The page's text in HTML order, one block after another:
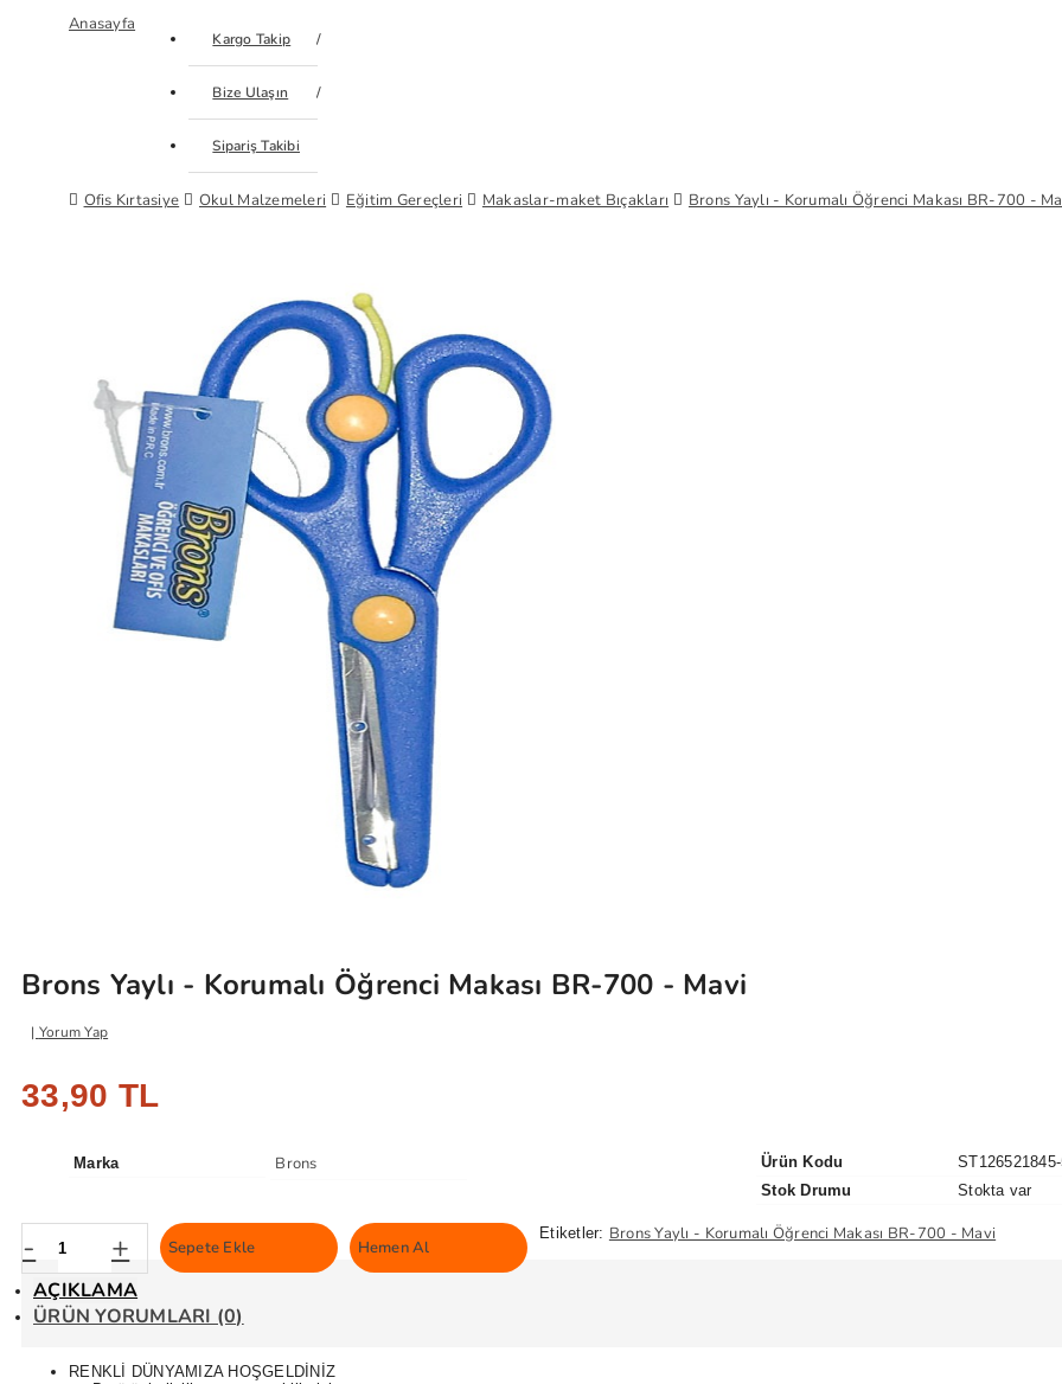
Kargo Takip
Bize Ulaşın
Sipariş Takibi
Anasayfa
Ofis Kırtasiye Okul Malzemeleri Eğitim Gereçleri Makaslar-maket Bıçakları Brons Yaylı - Korumalı Öğrenci Makası BR-700 -
Brons Yaylı - Korumalı Öğrenci Makası BR-700 - Mavi
Yorum Yap
33,90 TL
Marka Brons Ürün Kodu
Stok Drumu
Stokta var
- + Sepete Ekle Hemen Al
Etiketler: Brons Yaylı - Korumalı Öğrenci Makası BR-700 - Mavi
AÇIKLAMA
ÜRÜN YORUMLARI (0)
RENKLİ DÜNYAMIZA HOŞGELDİNİZ